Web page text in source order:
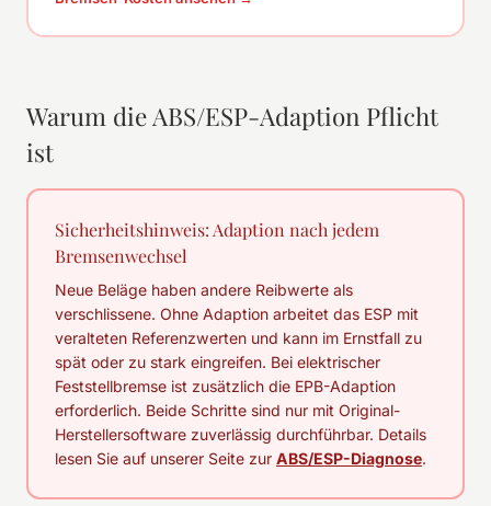
Warum die ABS/ESP-Adaption Pflicht
ist
Sicherheitshinweis: Adaption nach jedem
Bremsenwechsel
Neue Beläge haben andere Reibwerte als
verschlissene. Ohne Adaption arbeitet das ESP mit
veralteten Referenzwerten und kann im Ernstfall zu
spät oder zu stark eingreifen. Bei elektrischer
Feststellbremse ist zusätzlich die EPB-Adaption
erforderlich. Beide Schritte sind nur mit Original-
Herstellersoftware zuverlässig durchführbar. Details
lesen Sie auf unserer Seite zur ABS/ESP-Diagnose.